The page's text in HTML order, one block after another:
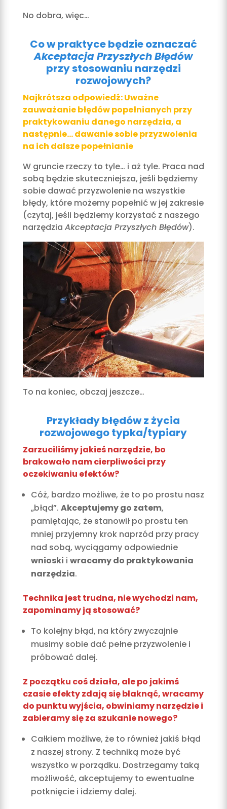
No dobra, więc…
Co w praktyce będzie oznaczać
Akceptacja Przyszłych Błędów
przy stosowaniu narzędzi
rozwojowych?
Najkrótsza odpowiedź: Uważne
zauważanie błędów popełnianych przy
praktykowaniu danego narzędzia, a
następnie… dawanie sobie przyzwolenia
na ich dalsze popełnianie
W gruncie rzeczy to tyle… i aż tyle. Praca nad
sobą będzie skuteczniejsza, jeśli będziemy
sobie dawać przyzwolenie na wszystkie
błędy, które możemy popełnić w jej zakresie
(czytaj, jeśli będziemy korzystać z naszego
narzędzia Akceptacja Przyszłych Błędów).
To na koniec, obczaj jeszcze…
Przykłady błędów z życia
rozwojowego typka/typiary
Zarzuciliśmy jakieś narzędzie, bo
brakowało nam cierpliwości przy
oczekiwaniu efektów?
Cóż, bardzo możliwe, że to po prostu nasz
„błąd”. Akceptujemy go zatem,
pamiętając, że stanowił po prostu ten
mniej przyjemny krok naprzód przy pracy
nad sobą, wyciągamy odpowiednie
wnioski i wracamy do praktykowania
narzędzia.
Technika jest trudna, nie wychodzi nam,
zapominamy ją stosować?
To kolejny błąd, na który zwyczajnie
musimy sobie dać pełne przyzwolenie i
próbować dalej.
Z początku coś działa, ale po jakimś
czasie efekty zdają się blaknąć, wracamy
do punktu wyjścia, obwiniamy narzędzie i
zabieramy się za szukanie nowego?
Całkiem możliwe, że to również jakiś błąd
z naszej strony. Z techniką może być
wszystko w porządku. Dostrzegamy taką
możliwość, akceptujemy to ewentualne
potknięcie i idziemy dalej.